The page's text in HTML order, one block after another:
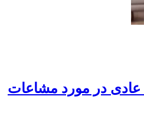
در مورد مشاعات